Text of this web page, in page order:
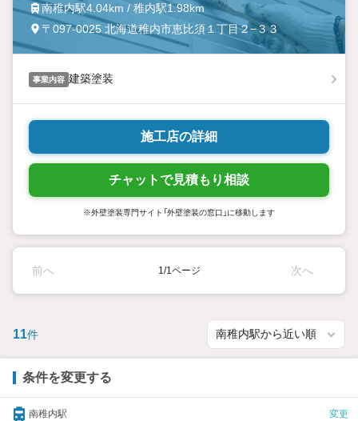
南稚内駅4.04km / 稚内駅1.98km
〒097-0025 北海道稚内市恵比須１丁目２−３３
事業内容 建築塗装
施工店の詳細
チャットで見積もり相談
※外壁塗装専門サイト「外壁塗装の窓口」に移動します
前へ 1/1ページ 次へ
11件
条件を変更する
南稚内駅 変更